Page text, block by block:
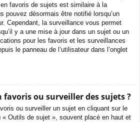
favoris de sujets est similaire à la
pouvez désormais être notifié lorsqu’un
Cependant, la surveillance vous permet
y a une mise à jour dans un sujet ou un
pour les favoris et les surveillances
le panneau de l’utilisateur dans l’onglet
ou surveiller des sujets ?
ou surveiller un sujet en cliquant sur le
« Outils de sujet », souvent placé en haut et